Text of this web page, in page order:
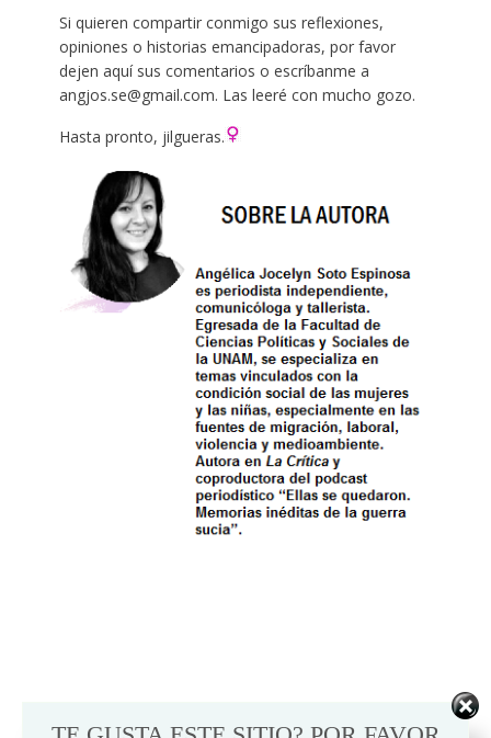
Si quieren compartir conmigo sus reflexiones,
opiniones o historias emancipadoras, por favor
dejen aquí sus comentarios o escríbanme a
angjos.se@gmail.com. Las leeré con mucho gozo.
Hasta pronto, jilgueras.